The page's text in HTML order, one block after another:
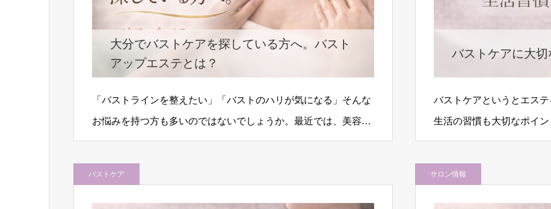
大分でバストケアを探している方へ。バスト
アップエステとは？
「バストラインを整えたい」「バストのハリが気になる」そんな
お悩みを持つ方も多いのではないでしょうか。最近では、美容ケ
アとして バストケアエステ を取り入…
バストケアに大
バストケアというとエス
生活の習慣も大切なポイ
インを目指すためには、
バストケア サロン情報